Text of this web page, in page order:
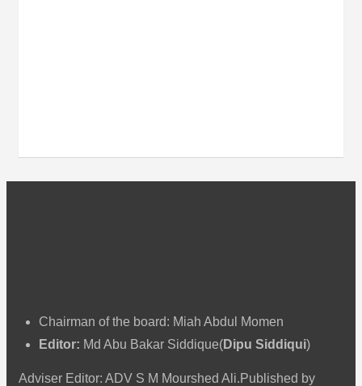
Chairman of the board: Miah Abdul Momen
Editor: Md Abu Bakar Siddique(Dipu Siddiqui)
Adviser Editor: ADV S M Mourshed Ali.Published by